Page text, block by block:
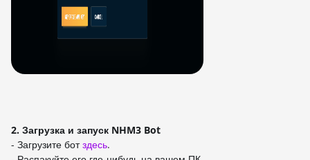
2. Загрузка и запуск NHM3 Bot
- Загрузите ботздесь.